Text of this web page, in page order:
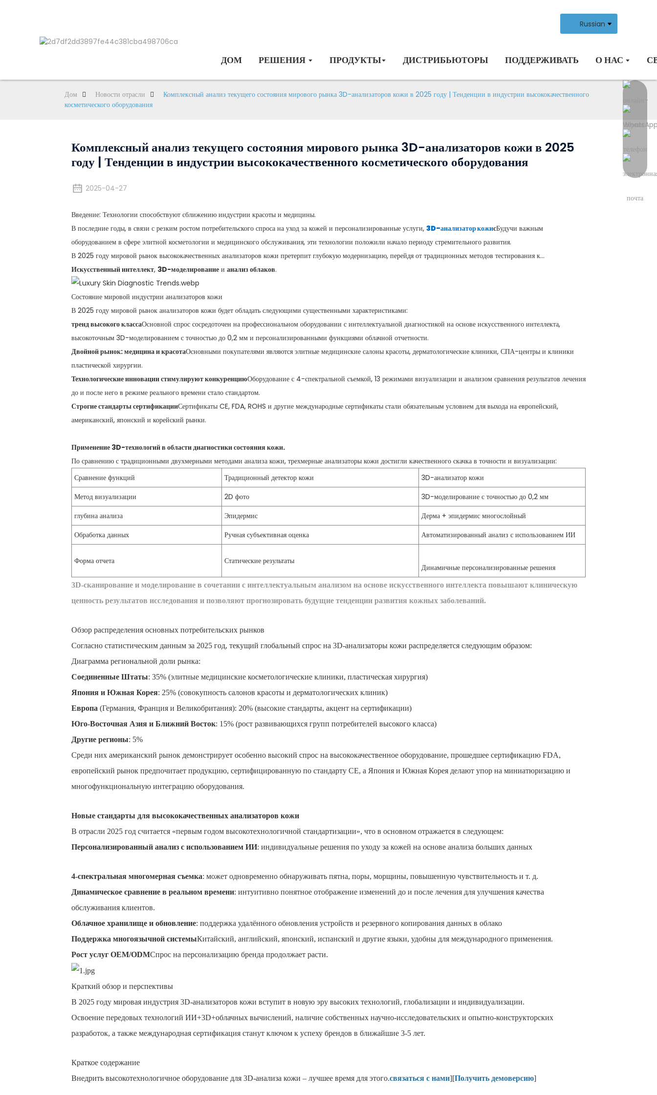
Russian
ДОМ РЕШЕНИЯ ПРОДУКТЫ ДИСТРИБЬЮТОРЫ ПОДДЕРЖИВАТЬ О НАС
Дом Новости отрасли
Комплексный анализ текущего состояния мирового рынка 3D-анализаторов кожи в 2025 году | Тенденции в индустрии высококачественного
косметического оборудования
Комплексный анализ текущего состояния мирового рынка 3D-анализаторов кожи в 2025
году | Тенденции в индустрии высококачественного косметического оборудования
2025-04-27
Введение: Технологии способствуют сближению индустрии красоты и медицины.
В последние годы, в связи с резким ростом потребительского спроса на уход за кожей и персонализированные услуги, 3D-анализатор кожисБудучи важным
оборудованием в сфере элитной косметологии и медицинского обслуживания, эти технологии положили начало периоду стремительного развития.
В 2025 году мировой рынок высококачественных анализаторов кожи претерпит глубокую модернизацию, перейдя от традиционных методов тестирования к...
Искусственный интеллект, 3D-моделирование и анализ облаков.
Состояние мировой индустрии анализаторов кожи
В 2025 году мировой рынок анализаторов кожи будет обладать следующими существенными характеристиками:
тренд высокого классаОсновной спрос сосредоточен на профессиональном оборудовании с интеллектуальной диагностикой на основе искусственного интеллекта,
высокоточным 3D-моделированием с точностью до 0,2 мм и персонализированными функциями облачной отчетности.
Двойной рынок: медицина и красотаОсновными покупателями являются элитные медицинские салоны красоты, дерматологические клиники, СПА-центры и клиники
пластической хирургии.
Технологические инновации стимулируют конкуренциюОборудование с 4-спектральной съемкой, 13 режимами визуализации и анализом сравнения результатов лечения
до и после него в режиме реального времени стало стандартом.
Строгие стандарты сертификацииСертификаты CE, FDA, ROHS и другие международные сертификаты стали обязательным условием для выхода на европейский,
американский, японский и корейский рынки.
Применение 3D-технологий в области диагностики состояния кожи.
По сравнению с традиционными двухмерными методами анализа кожи, трехмерные анализаторы кожи достигли качественного скачка в точности и визуализации:
Сравнение функций
Традиционный детектор кожи
3D-анализатор кожи
Метод визуализации
2D фото
3D-моделирование с точностью до 0,2 мм
глубина анализа
Эпидермис
Дерма + эпидермис многослойный
Обработка данных
Ручная субъективная оценка Автоматизированный анализ с использованием ИИ
Форма отчета Статические результаты
Динамичные персонализированные решения
3D-сканирование и моделирование в сочетании с интеллектуальным анализом на основе искусственного интеллекта повышают клиническую
ценность результатов исследования и позволяют прогнозировать будущие тенденции развития кожных заболеваний.
Обзор распределения основных потребительских рынков
Согласно статистическим данным за 2025 год, текущий глобальный спрос на 3D-анализаторы кожи распределяется следующим образом:
Диаграмма региональной доли рынка:
Соединенные Штаты: 35% (элитные медицинские косметологические клиники, пластическая хирургия)
Япония и Южная Корея: 25% (совокупность салонов красоты и дерматологических клиник)
Европа (Германия, Франция и Великобритания): 20% (высокие стандарты, акцент на сертификации)
Юго-Восточная Азия и Ближний Восток: 15% (рост развивающихся групп потребителей высокого класса)
Другие регионы: 5%
Среди них американский рынок демонстрирует особенно высокий спрос на высококачественное оборудование, прошедшее сертификацию FDA,
европейский рынок предпочитает продукцию, сертифицированную по стандарту CE, а Япония и Южная Корея делают упор на миниатюризацию и
многофункциональную интеграцию оборудования.
Новые стандарты для высококачественных анализаторов кожи
В отрасли 2025 год считается «первым годом высокотехнологичной стандартизации», что в основном отражается в следующем:
Персонализированный анализ с использованием ИИ: индивидуальные решения по уходу за кожей на основе анализа больших данных
4-спектральная многомерная съемка: может одновременно обнаруживать пятна, поры, морщины, повышенную чувствительность и т. д.
Динамическое сравнение в реальном времени: интуитивно понятное отображение изменений до и после лечения для улучшения качества
обслуживания клиентов.
Облачное хранилище и обновление: поддержка удалённого обновления устройств и резервного копирования данных в облако
Поддержка многоязычной системыКитайский, английский, японский, испанский и другие языки, удобны для международного применения.
Рост услуг OEM/ODMСпрос на персонализацию бренда продолжает расти.
Краткий обзор и перспективы
В 2025 году мировая индустрия 3D-анализаторов кожи вступит в новую эру высоких технологий, глобализации и индивидуализации.
Освоение передовых технологий ИИ+3D+облачных вычислений, наличие собственных научно-исследовательских и опытно-конструкторских
разработок, а также международная сертификация станут ключом к успеху брендов в ближайшие 3-5 лет.
Краткое содержание
Внедрить высокотехнологичное оборудование для 3D-анализа кожи – лучшее время для этого.связаться с нами][Получить демоверсию]